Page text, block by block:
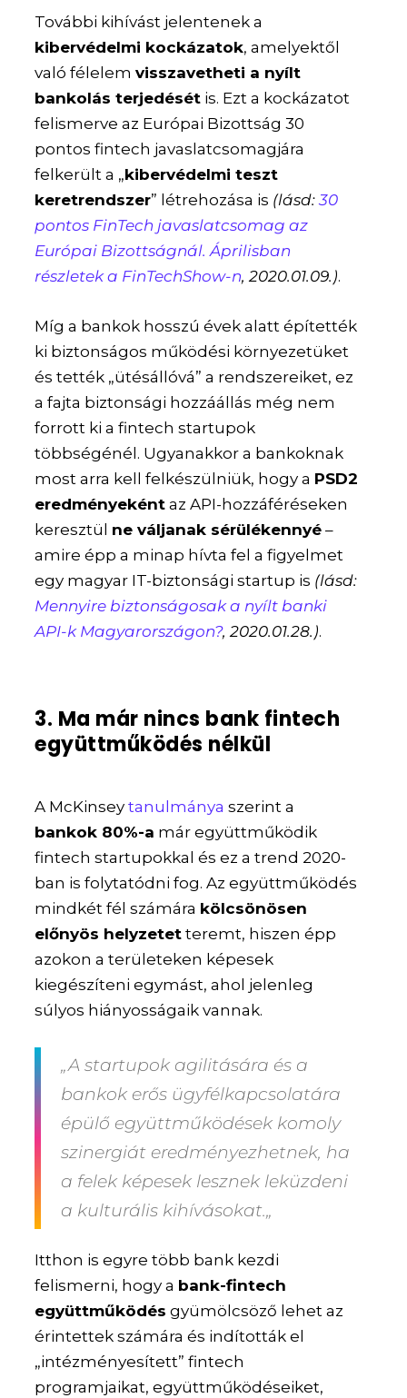
További kihívást jelentenek a
kibervédelmi kockázatok, amelyektől
való félelemvisszavetheti a nyílt
bankolás terjedését is. Ezt a kockázatot
felismerve az Európai Bizottság 30
pontos fintech javaslatcsomagjára
felkerült a „kibervédelmi teszt
keretrendszer” létrehozása is (lásd:30
pontos FinTech javaslatcsomag az
Európai Bizottságnál. Áprilisban
részletek a FinTechShow-n, 2020.01.09.).
Míg a bankok hosszú évek alatt építették
ki biztonságos működési környezetüket
és tették „ütésállóvá” a rendszereiket, ez
a fajta biztonsági hozzáállás még nem
forrott ki a fintech startupok
többségénél. Ugyanakkor a bankoknak
most arra kell felkészülniük, hogy a PSD2
eredményeként az API-hozzáféréseken
keresztül ne váljanak sérülékennyé –
amire épp a minap hívta fel a figyelmet
egy magyar IT-biztonsági startup is (lásd:
Mennyire biztonságosak a nyílt banki
API-k Magyarországon?, 2020.01.28.).
3. Ma már nincs bank fintech
együttműködés nélkül
A McKinseytanulmánya szerint a
bankok 80%-a már együttműködik
fintech startupokkal és ez a trend 2020-
ban is folytatódni fog. Az együttműködés
mindkét fél számára kölcsönösen
előnyös helyzetet teremt, hiszen épp
azokon a területeken képesek
kiegészíteni egymást, ahol jelenleg
súlyos hiányosságaik vannak.
„A startupok agilitására és a
bankok erős ügyfélkapcsolatára
épülő együttműködések komoly
szinergiát eredményezhetnek, ha
a felek képesek lesznek leküzdeni
a kulturális kihívásokat.„
Itthon is egyre több bank kezdi
felismerni, hogy a bank-fintech
együttműködés gyümölcsöző lehet az
érintettek számára és indították el
„intézményesített” fintech
programjaikat, együttműködéseiket,